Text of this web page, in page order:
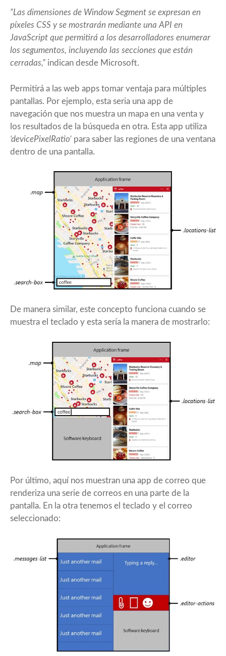
“Las dimensiones de Window Segment se expresan en
píxeles CSS y se mostrarán mediante una API en
JavaScript que permitirá a los desarrolladores enumerar
los segumentos, incluyendo las secciones que están
cerradas,” indican desde Microsoft.
Permitirá a las web apps tomar ventaja para múltiples
pantallas. Por ejemplo, esta seria una app de
navegación que nos muestra un mapa en una venta y
los resultados de la búsqueda en otra. Esta app utiliza
‘devicePixelRatio’ para saber las regiones de una ventana
dentro de una pantalla.
De manera similar, este concepto funciona cuando se
muestra el teclado y esta sería la manera de mostrarlo:
Por último, aquí nos muestran una app de correo que
renderiza una serie de correos en una parte de la
pantalla. En la otra tenemos el teclado y el correo
seleccionado: